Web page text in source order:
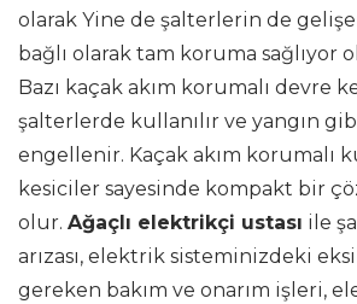
olarak Yine de şalterlerin de
bağlı olarak tam koruma sağlıyor
Bazı kaçak akım korumalı devre
şalterlerde kullanılır ve yangın
engellenir. Kaçak akım korumalı
kesiciler sayesinde kompakt bir
olur. Ağaçlı elektrikçi ustası ile
arızası, elektrik sisteminizdeki
gereken bakım ve onarım işleri,